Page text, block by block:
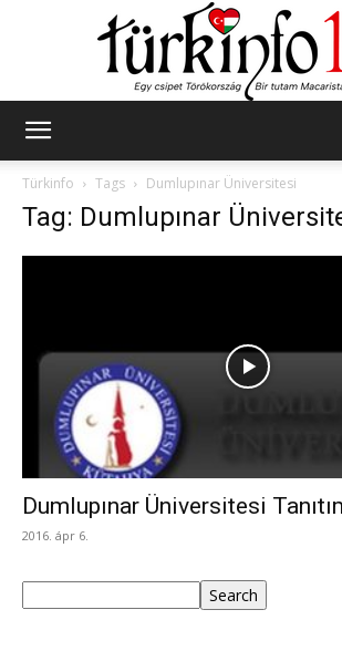
Türkinfo
Tags Dumlupınar Üniversitesi
Tag: Dumlupınar
Dumlupınar Üniversitesi
2016. ápr 6.
Search